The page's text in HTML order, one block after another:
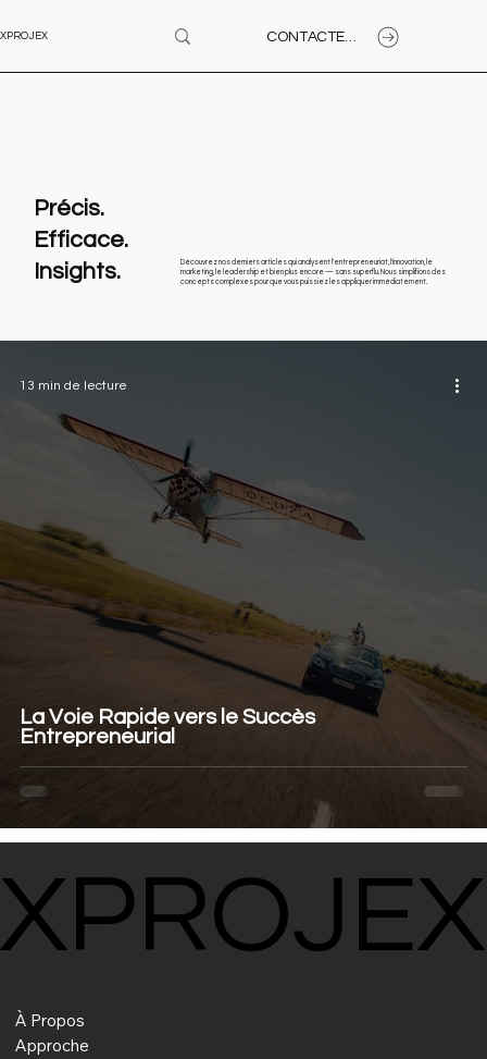
XPROJEX
Précis.
Efficace.
Insights.
Découvrez nos derniers articles qui analysent l'entrepreneuriat, l'innovation, le
marketing, le leadership et bien plus encore — sans superflu. Nous simplifions des
concepts complexes pour que vous puissiez les appliquer immédiatement.
La Voie Rapide vers le Succès
Entrepreneurial
13 min de lecture
À Propos
Approche